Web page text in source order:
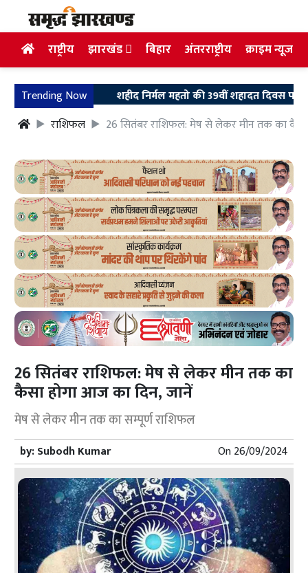
राष्ट्रीय झारखंड बिहार अंतरराष्ट्रीय क्राइम न्यूज
Trending Nowशहीद निर्मल महतो की 39वीं शहादत दिवस पर उलियान
राशिफल
26 सितंबर राशिफल: मेष से लेकर मीन तक का
26 सितंबर राशिफल: मेष से लेकर मीन तक का
कैसा होगा आज का दिन, जानें
मेष से लेकर मीन तक का सम्पूर्ण राशिफल
by:Subodh Kumar On26/09/2024